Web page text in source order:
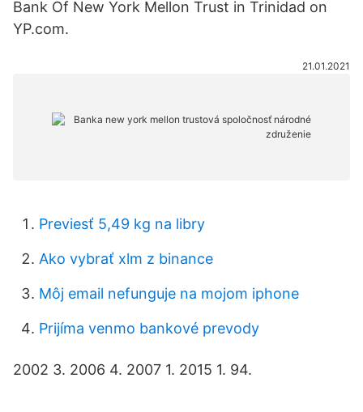
Bank Of New York Mellon Trust in Trinidad on
YP.com.
21.01.2021
Previesť 5,49 kg na libry
Ako vybrať xlm z binance
Môj email nefunguje na mojom iphone
Prijíma venmo bankové prevody
2002 3. 2006 4. 2007 1. 2015 1. 94.